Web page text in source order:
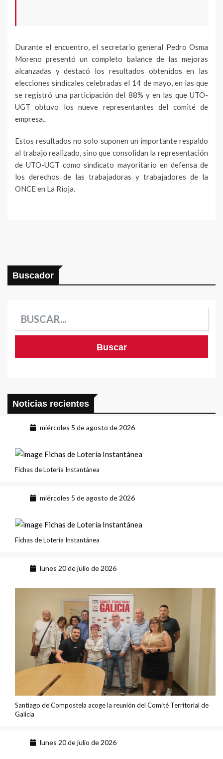
Durante el encuentro, el secretario general Pedro Osma
Moreno presentó un completo balance de las mejoras
alcanzadas y destacó los resultados obtenidos en las
elecciones sindicales celebradas el 14 de mayo, en las que
se registró una participación del 88% y en las que UTO-
UGT obtuvo los nueve representantes del comité de
empresa..
Estos resultados no solo suponen un importante respaldo
al trabajo realizado, sino que consolidan la representación
de UTO-UGT como sindicato mayoritario en defensa de
los derechos de las trabajadoras y trabajadores de la
ONCE en La Rioja.
Buscador
Noticias recientes
miércoles 5 de agosto de 2026
Fichas de Lotería Instantánea
miércoles 5 de agosto de 2026
Fichas de Lotería Instantánea
lunes 20 de julio de 2026
Santiago de Compostela acoge la reunión del Comité Territorial de
Galicia
lunes 20 de julio de 2026